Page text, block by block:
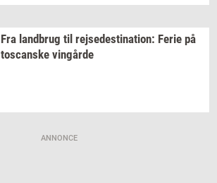
Fra land­brug til rej­se­desti­na­tion: Ferie på
toscan­ske vin­går­de
ANNONCE